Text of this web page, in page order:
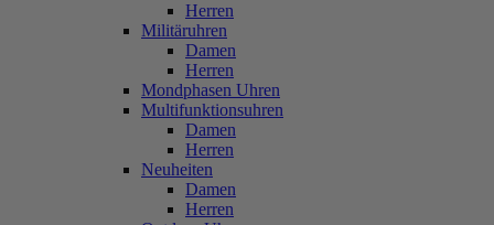
Herren
Militäruhren
Damen
Herren
Mondphasen Uhren
Multifunktionsuhren
Damen
Herren
Neuheiten
Damen
Herren